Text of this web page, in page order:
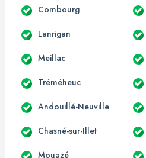
Combourg
Lanrigan
Meillac
Tréméheuc
Andouillé-Neuville
Chasné-sur-Illet
Mouazé